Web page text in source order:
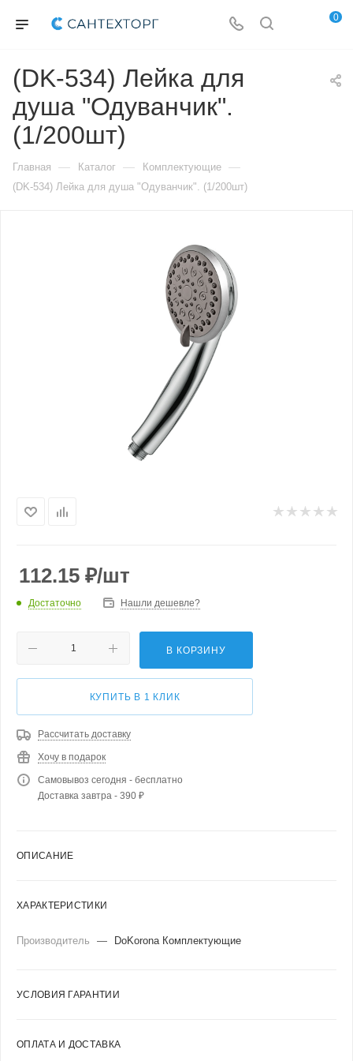
0
(DK-534) Лейка для
душа "Одуванчик".
(1/200шт)
Главная — Каталог — Комплектующие —
(DK-534) Лейка для душа "Одуванчик". (1/200шт)
112.15 ₽/шт
Достаточно Нашли дешевле?
В КОРЗИНУ
КУПИТЬ В 1 КЛИК
Рассчитать доставку
Хочу в подарок
Самовывоз сегодня - бесплатно
Доставка завтра - 390 ₽
ОПИСАНИЕ
ХАРАКТЕРИСТИКИ
Производитель — DoKorona Комплектующие
УСЛОВИЯ ГАРАНТИИ
ОПЛАТА И ДОСТАВКА